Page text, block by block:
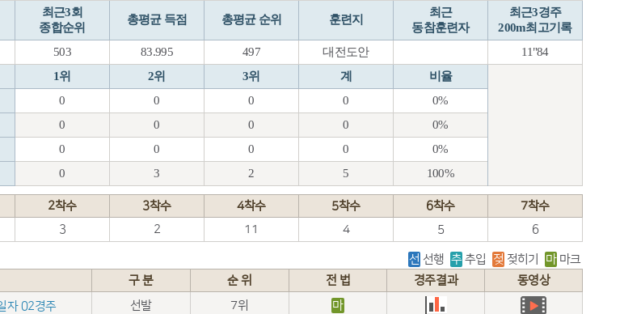
최근3회
종합순위
총평균 득점 총평균 순위 훈련지
최근
동참훈련자
최근3경주
200m최고기록
503 83.995 497 대전도안 11"84
1위 2위 3위 계
비율
0 0 0 0
0%
0 0 0 0
0%
0 0 0 0
0%
0 3 2 5 100%
2착수 3착수 4착수 5착수 6착수
7착수
3 2 11 4 5 6
선 선행 추 추입 젖 젖히기 마 마크
구 분 순 위 전 법 경주결과
동영상
자 02경주
선발 7위 마